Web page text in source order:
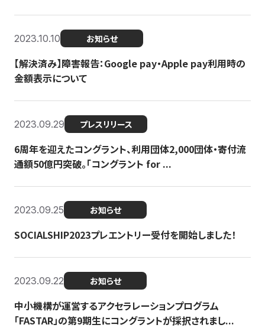
2023.10.10 お知らせ
【解決済み】障害報告：Google pay・Apple pay利用時の
金額表示について
2023.09.29 プレスリリース
6周年を迎えたコングラント、利用団体2,000団体・寄付流
通額50億円突破。「コングラント for ...
2023.09.25 お知らせ
SOCIALSHIP2023プレエントリー受付を開始しました！
2023.09.22 お知らせ
中小機構が運営するアクセラレーションプログラム
「FASTAR」の第9期生にコングラントが採択されまし...